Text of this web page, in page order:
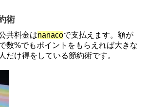
フィナンシャルグループの株主限定！2万円
る口座開設キャンペーン。7/31まで
者限定】楽天ペイで決済すると最大300ポイ
ャンペーン！～6/1
】マリオットボンヴォイにログインできな
術
共料金はnanacoで支払えます。額が
数%でもポイントをもらえれば大きな
だけ得をしている節約術です。